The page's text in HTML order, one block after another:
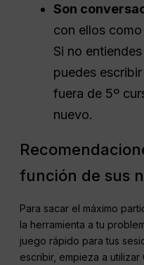
Son
con ellos
Si no
puedes
fuera de 5º
nuevo.
función de sus
Para sacar el máximo
la herramienta a tu
juego rápido para tus
escribir, empieza a